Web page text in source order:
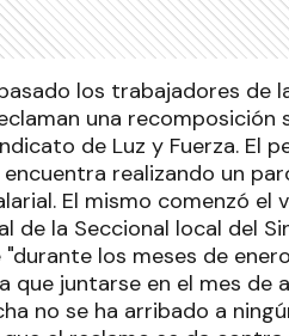
los trabajadores de
una recomposición
de Luz y Fuerza. El
encuentra realizando un
El mismo comenzó el
de la Seccional local del
"durante los meses de
que juntarse en el mes
no se ha arribado a